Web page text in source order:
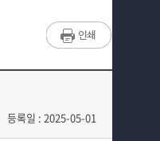
취업지원프로그램
광고업계 회사소개
등록일 : 2025-05-01